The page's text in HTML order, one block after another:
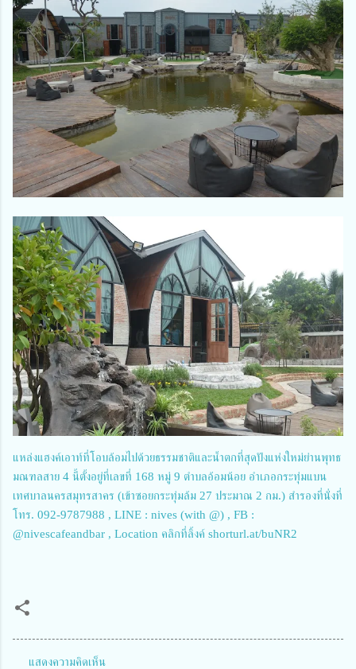
แหล่งแฮงค์เอาท์ที่โอบล้อมไปด้วยธรรมชาติและน้ำตกที่สุดปังแห่งใหม่ย่านพุทธ
มณฑลสาย 4 นี้ตั้งอยู่ที่เลขที่ 168 หมู่ 9 ตำบลอ้อมน้อย อำเภอกระทุ่มแบน
เทศบาลนครสมุทรสาคร (เข้าซอยกระทุ่มล้ม 27 ประมาณ 2 กม.) สำรองที่นั่งที่
โทร. 092-9787988 , LINE : nives (with @) , FB :
@nivescafeandbar , Location คลิกที่ลิ้งค์ shorturl.at/buNR2
แสดงความคิดเห็น